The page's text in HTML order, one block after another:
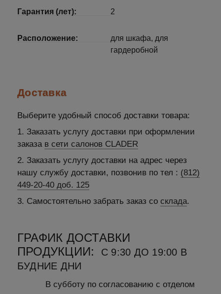
Гарантия (лет): 2
Расположение:
для шкафа, для
гардеробной
Доставка
Выберите удобный способ доставки товара:
1. Заказать услугу доставки при оформлении
заказа в сети салонов CLADER
2. Заказать услугу доставки на адрес через
нашу службу доставки, позвонив по тел : (812)
449-20-40 доб. 125
3. Самостоятельно забрать заказ со склада.
ГРАФИК ДОСТАВКИ
ПРОДУКЦИИ:
С 9:30 ДО 19:00 В
БУДНИЕ ДНИ
В субботу по согласованию с отделом